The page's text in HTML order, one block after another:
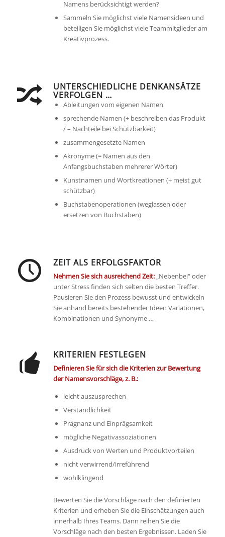
Namens berücksichtigt werden?
Sammeln Sie möglichst viele Namensideen und
beteiligen Sie möglichst viele Teammitglieder am
Kreativprozess.
UNTERSCHIEDLICHE DENKANSÄTZE
VERFOLGEN …
Ableitungen vom eigenen Namen
sprechende Namen (+ beschreiben das Produkt
/ – Nachteile bei Schützbarkeit)
zusammengesetzte Namen
Akronyme (= Namen aus den
Anfangsbuchstaben mehrerer Wörter)
Kunstnamen und Wortkreationen (+ meist gut
schützbar)
Buchstabenoperationen (weglassen oder
ersetzen von Buchstaben)
ZEIT ALS ERFOLGSFAKTOR
Nehmen Sie sich ausreichend Zeit:„Nebenbei“ oder
unter Stress finden sich selten die besten Treffer.
Pausieren Sie den Prozess bewusst und entwickeln
Sie anhand bereits bestehender Ideen Variationen,
Kombinationen und Synonyme …
KRITERIEN FESTLEGEN
Definieren Sie für sich die Kriterien zur Bewertung
der Namensvorschläge, z. B.:
leicht auszusprechen
Verständlichkeit
Prägnanz und Einprägsamkeit
mögliche Negativassoziationen
Ausdruck von Werten und Produktvorteilen
nicht verwirrend/irreführend
wohlklingend
Bewerten Sie die Vorschläge nach den definierten
Kriterien und erheben Sie die Einschätzungen auch
innerhalb Ihres Teams. Dann reihen Sie die
Vorschläge nach den besten Ergebnissen. Laden Sie